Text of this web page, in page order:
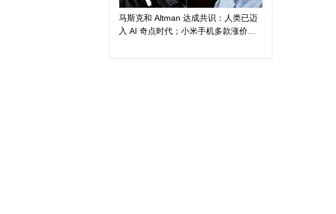
马斯克和 Altman 达成共识：人类已迈
入 AI 奇点时代；小米手机多款涨价
致产品延期发布